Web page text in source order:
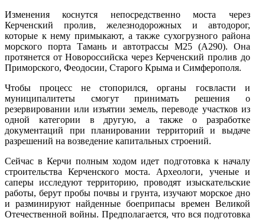
Изменения коснутся непосредственно моста через
Керченский пролив, железнодорожных и автодорог,
которые к нему примыкают, а также сухогрузного района
морского порта Тамань и автотрассы М25 (А290). Она
протянется от Новороссийска через Керченский пролив до
Приморского, Феодосии, Старого Крыма и Симферополя.
Чтобы процесс не стопорился, органы госвласти и
муниципалитеты смогут принимать решения о
резервировании или изъятии земель, переводе участков из
одной категории в другую, а также о разработке
документаций при планировании территорий и выдаче
разрешений на возведение капитальных строений.
Сейчас в Керчи полным ходом идет подготовка к началу
строительства Керченского моста. Археологи, ученые и
саперы исследуют территорию, проводят изыскательские
работы, берут пробы почвы и грунта, изучают морское дно
и разминируют найденные боеприпасы времен Великой
Отечественной войны. Предполагается, что вся подготовка